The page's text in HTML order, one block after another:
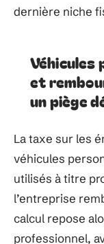
dernière niche
Véhicules
et
un piège
La taxe sur les
véhicules
utilisés à titre
l’entreprise
calcul repose
professionnel,